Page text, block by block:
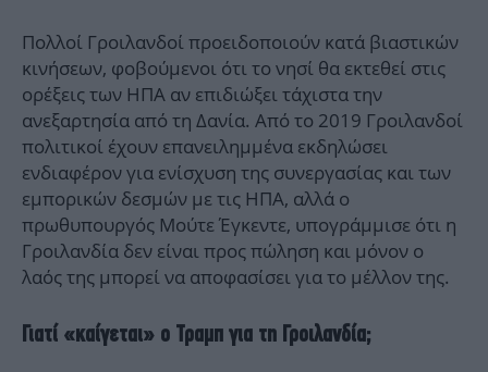
Πολλοί Γροιλανδοί προειδοποιούν κατά βιαστικών
κινήσεων, φοβούμενοι ότι το νησί θα εκτεθεί στις
ορέξεις των ΗΠΑ αν επιδιώξει τάχιστα την
ανεξαρτησία από τη Δανία. Από το 2019 Γροιλανδοί
πολιτικοί έχουν επανειλημμένα εκδηλώσει
ενδιαφέρον για ενίσχυση της συνεργασίας και των
εμπορικών δεσμών με τις ΗΠΑ, αλλά ο
πρωθυπουργός Μούτε Έγκεντε, υπογράμμισε ότι η
Γροιλανδία δεν είναι προς πώληση και μόνον ο
λαός της μπορεί να αποφασίσει για το μέλλον της.
Γιατί «καίγεται» ο Τραμπ για τη Γροιλανδία;